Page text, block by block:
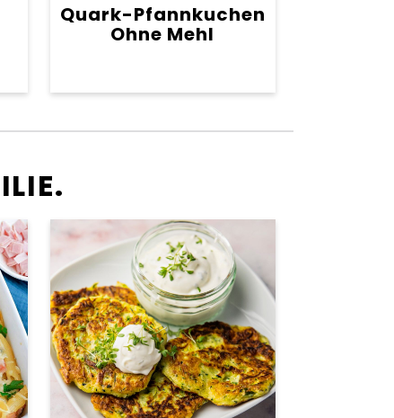
Quark-Pfannkuchen
Ohne Mehl